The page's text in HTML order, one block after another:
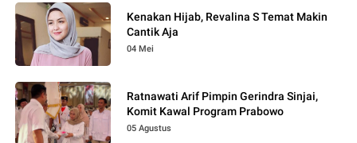
Kenakan Hijab, Revalina S Temat Makin
Cantik Aja
04 Mei
Ratnawati Arif Pimpin Gerindra Sinjai,
Komit Kawal Program Prabowo
05 Agustus